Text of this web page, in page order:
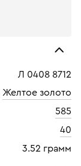
Л 0408 8712
Желтое золото
585
40
3.52 грамм